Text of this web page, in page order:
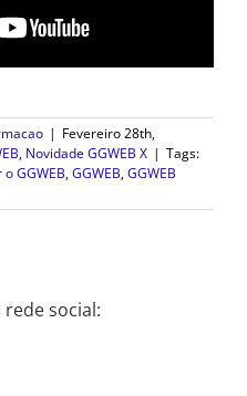
| Fevereiro 28th,
, Novidade GGWEB X | Tags:
GGWEB,GGWEB,GGWEB
social: